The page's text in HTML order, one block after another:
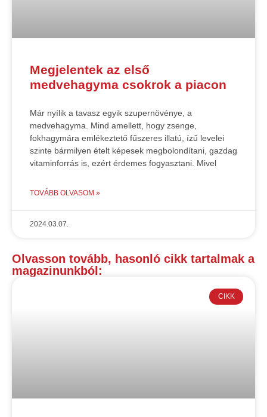
Megjelentek az első
medvehagyma csokrok a piacon
Már nyílik a tavasz egyik szupernövénye, a
medvehagyma. Mind amellett, hogy zsenge,
fokhagymára emlékeztető fűszeres illatú, ízű levelei
szinte bármilyen ételt képesek megbolondítani, gazdag
vitaminforrás is, ezért érdemes fogyasztani. Mivel
TOVÁBB OLVASOM »
2024.03.07.
Olvasson tovább, hasonló cikk tartalmak a
magazinunkból:
CIKK